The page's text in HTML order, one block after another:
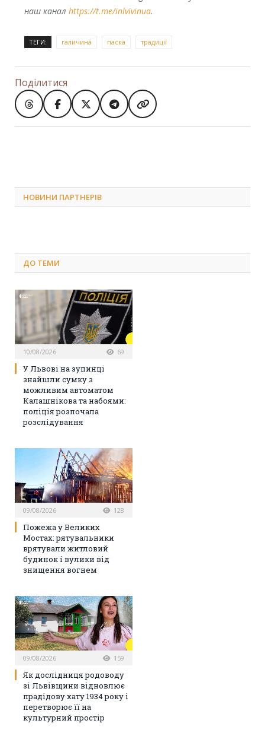
наш канал https://t.me/inlvivinua.
ТЕГИ: галичина паска традиції
Поділитися
НОВИНИ ПАРТНЕРІВ
ДО ТЕМИ
10/08/2026 69
У Львові на зупинці
знайшли сумку з
можливим автоматом
Калашнікова та набоями:
поліція розпочала
розслідування
09/08/2026 128
Пожежа у Великих
Мостах: рятувальники
врятували житловий
будинок і вулики від
знищення вогнем
09/08/2026 159
Як дослідниця родоводу
зі Львівщини відновлює
прадідову хату 1934 року і
перетворює її на
культурний простір